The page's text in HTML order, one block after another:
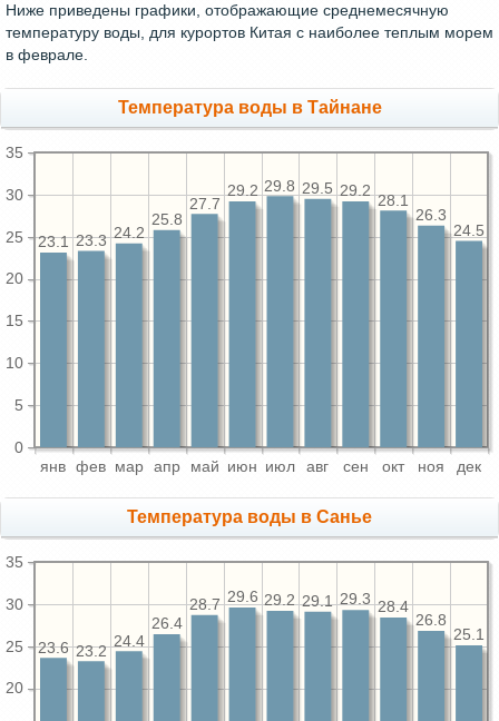
Ниже приведены графики, отображающие среднемесячную
температуру воды, для курортов Китая с наиболее теплым морем
в феврале.
Температура воды в Тайнане
янв фев мар апр май июн июл авг сен окт ноя дек
0
5
10
15
20
25
30
35
24.5
26.3
28.1
29.2
29.5
29.8
29.2
27.7
25.8
24.2
23.3
23.1
Температура воды в Санье
20
25
30
35
25.1
26.8
28.4
29.3
29.1
29.2
29.6
28.7
26.4
24.4
23.2
23.6